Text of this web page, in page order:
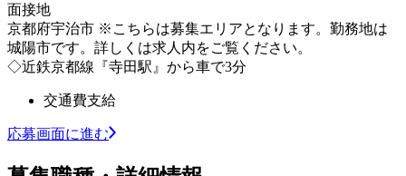
面接地
京都府宇治市 ※こちらは募集エリアとなります。勤務地は
城陽市です。詳しくは求人内をご覧ください。
◇近鉄京都線『寺田駅』から車で3分
交通費支給
応募画面に進む